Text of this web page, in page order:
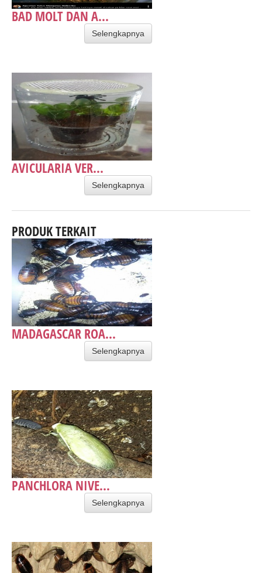
BAD MOLT DAN A...
Selengkapnya
AVICULARIA VER...
Selengkapnya
PRODUK TERKAIT
MADAGASCAR ROA...
Selengkapnya
PANCHLORA NIVE...
Selengkapnya